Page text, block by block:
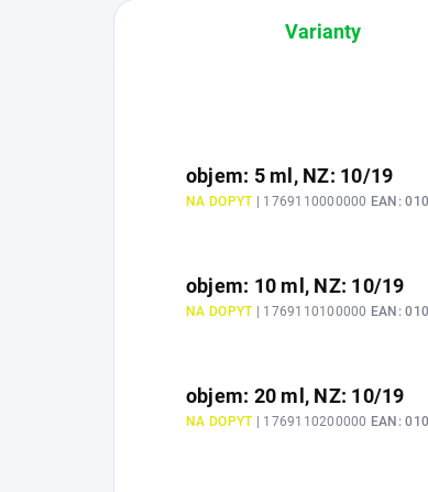
Varianty
objem: 5 ml, NZ: 10/19
NA DOPYT | 1769110000000 EAN:
objem: 10 ml, NZ: 10/19
NA DOPYT | 1769110100000 EAN:
objem: 20 ml, NZ: 10/19
NA DOPYT | 1769110200000 EAN: